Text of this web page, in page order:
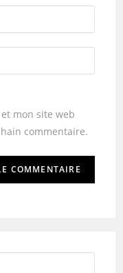
mon site web
commentaire.